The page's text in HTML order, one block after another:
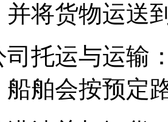
并将货物运送
司托运与运输
船舶会按预定